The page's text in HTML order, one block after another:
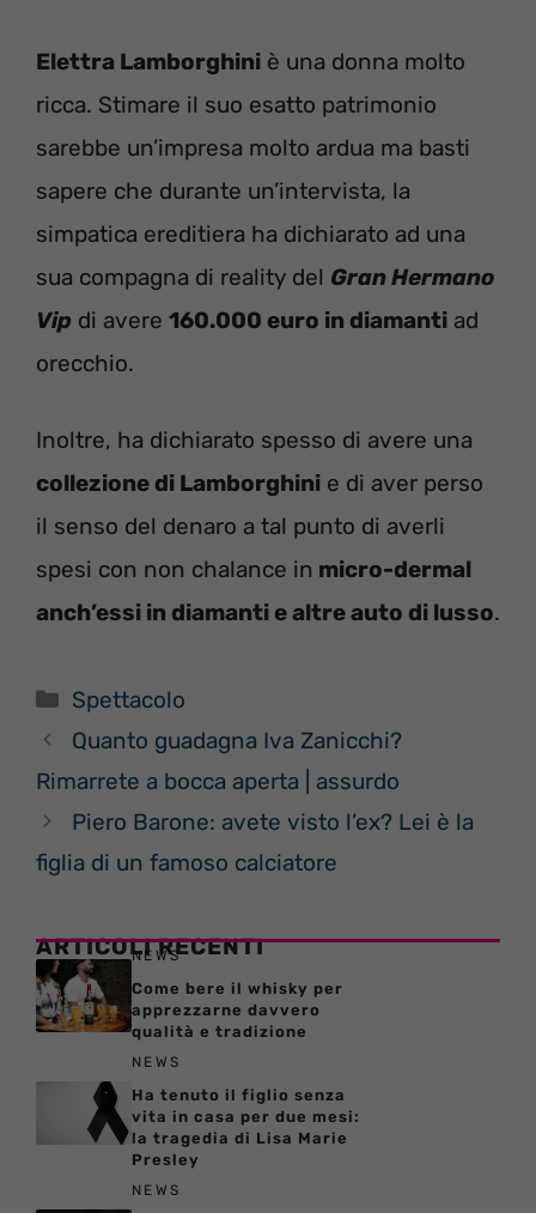
Elettra Lamborghini è una donna molto
ricca. Stimare il suo esatto patrimonio
sarebbe un’impresa molto ardua ma basti
sapere che durante un’intervista, la
simpatica ereditiera ha dichiarato ad una
sua compagna di reality del Gran Hermano
Vip di avere 160.000 euro in diamanti ad
orecchio.
Inoltre, ha dichiarato spesso di avere una
collezione di Lamborghini e di aver perso
il senso del denaro a tal punto di averli
spesi con non chalance in micro-dermal
anch’essi in diamanti e altre auto di lusso.
Categorie
Spettacolo
Quanto guadagna Iva Zanicchi?
Rimarrete a bocca aperta | assurdo
Piero Barone: avete visto l’ex? Lei è la
figlia di un famoso calciatore
ARTICOLI RECENTI
NEWS
Come bere il whisky per
apprezzarne davvero
qualità e tradizione
NEWS
Ha tenuto il figlio senza
vita in casa per due mesi:
la tragedia di Lisa Marie
Presley
NEWS